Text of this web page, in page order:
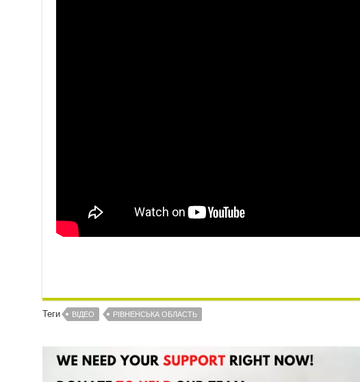
Теги ВІДЕО РІВНЕНСЬКА ОБЛАСТЬ